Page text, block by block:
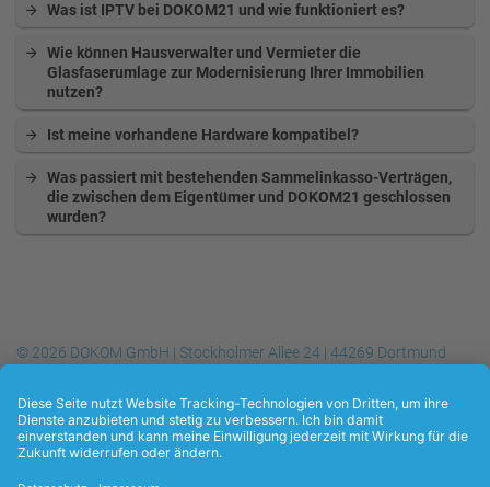
Was ist IPTV bei DOKOM21 und wie funktioniert es?
Wie können Hausverwalter und Vermieter die
Glasfaserumlage zur Modernisierung Ihrer Immobilien
nutzen?
Ist meine vorhandene Hardware kompatibel?
Was passiert mit bestehenden Sammelinkasso-Verträgen,
die zwischen dem Eigentümer und DOKOM21 geschlossen
wurden?
© 2026 DOKOM GmbH | Stockholmer Allee 24 | 44269 Dortmund
Datenschutzerklärung Kontakt Impressum